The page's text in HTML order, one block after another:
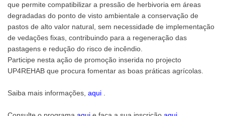
que permite compatibilizar a pressão de herbivoria em áreas
degradadas do ponto de visto ambientale a conservação de
pastos de alto valor natural, sem necessidade de implementação
de vedações fixas, contribuindo para a regeneração das
pastagens e redução do risco de incêndio.
Participe nesta ação de promoção inserida no projecto
UP4REHAB que procura fomentar as boas práticas agrícolas.
Saiba mais informações, aqui